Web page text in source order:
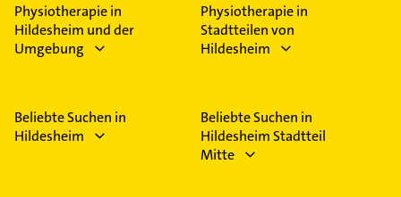
Physiotherapie in
Hildesheim und der
Umgebung
Physiotherapie in
Stadtteilen von
Hildesheim
Beliebte Suchen in
Hildesheim
Beliebte Suchen in
Hildesheim Stadtteil
Mitte